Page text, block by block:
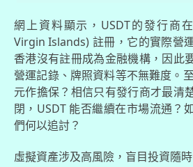
網上資料顯示，USDT的發行商
Virgin Islands) 註冊，它的實際營
香港沒有註冊成為金融機構，因此
營運記錄、牌照資料等不無難度。
元作擔保？相信只有發行商才最清
閉，USDT 能否繼續在市場流通？
們何以追討？
虛擬資產涉及高風險，盲目投資隨時